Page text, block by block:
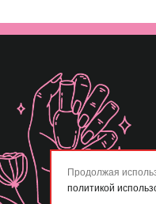
Продолжая
политикой